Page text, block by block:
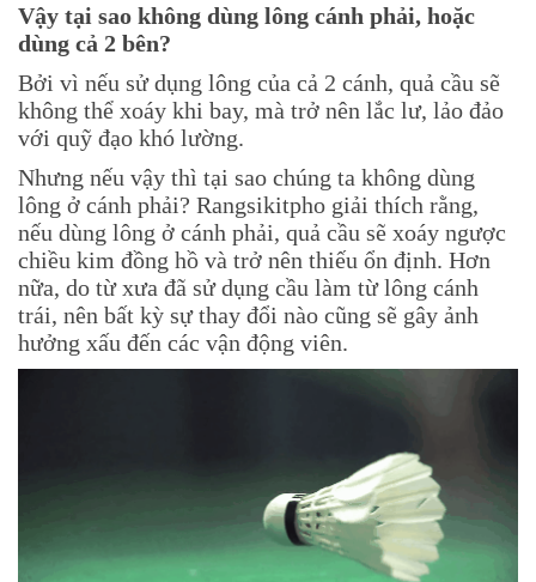
Vậy tại sao không dùng lông cánh phải, hoặc
dùng cả 2 bên?
Bởi vì nếu sử dụng lông của cả 2 cánh, quả cầu sẽ
không thể xoáy khi bay, mà trở nên lắc lư, lảo đảo
với quỹ đạo khó lường.
Nhưng nếu vậy thì tại sao chúng ta không dùng
lông ở cánh phải? Rangsikitpho giải thích rằng,
nếu dùng lông ở cánh phải, quả cầu sẽ xoáy ngược
chiều kim đồng hồ và trở nên thiếu ổn định. Hơn
nữa, do từ xưa đã sử dụng cầu làm từ lông cánh
trái, nên bất kỳ sự thay đổi nào cũng sẽ gây ảnh
hưởng xấu đến các vận động viên.